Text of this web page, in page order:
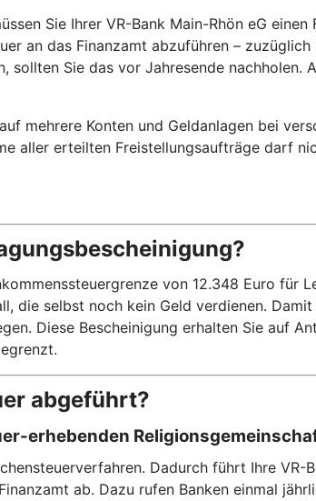
Sie Ihrer VR-Bank Main-Rhön eG
an das Finanzamt abzuführen –
sollten Sie das vor Jahresende
mehrere Konten und Geldanlagen bei
aller erteilten Freistellungsaufträge darf
von 12.348 Euro
die selbst noch kein Geld verdienen.
Diese Bescheinigung erhalten Sie auf
abgeführt?
erhebenden
Dadurch führt Ihre
ab. Dazu rufen Banken einmal